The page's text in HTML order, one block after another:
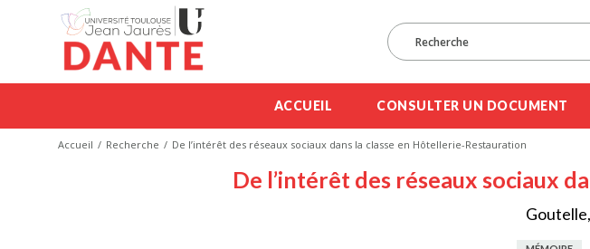
ACCUEIL CONSULTER UN DOCUMENT
Accueil Recherche De l’intérêt des réseaux sociaux dans la classe en Hôtellerie-Restauration
De l’intérêt des réseaux sociaux